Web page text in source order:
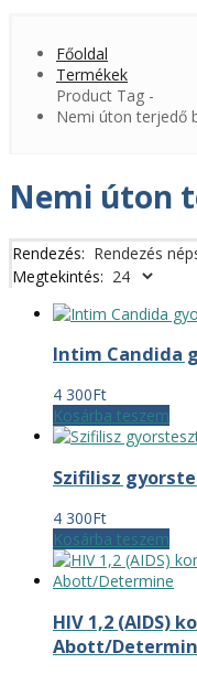
Főoldal
Termékek
Product Tag -
Nemi úton terjedő
Nemi úton
Rendezés:
Megtekintés:
Intim Candida
4 300Ft
Kosárba teszem
Szifilisz
4 300Ft
Kosárba teszem
HIV 1,2 (AIDS)
Abott/